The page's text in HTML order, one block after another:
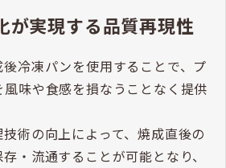
が実現する品質再現性
冷凍パンを使用することで、プ
味や食感を損なうことなく提供
術の向上によって、焼成直後の
・流通することが可能となり、